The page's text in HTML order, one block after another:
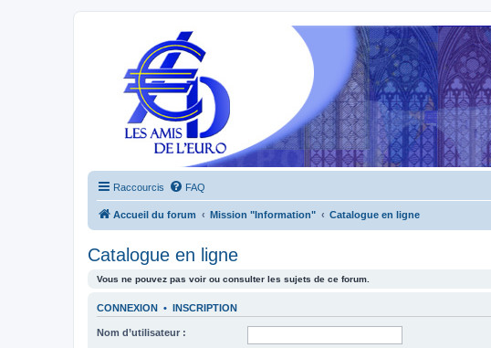
Raccourcis FAQ
Accueil du forum Mission "Information" Catalogue en ligne
Catalogue en ligne
Vous ne pouvez pas voir ou consulter les sujets de ce forum.
CONNEXION • INSCRIPTION
Nom d’utilisateur :